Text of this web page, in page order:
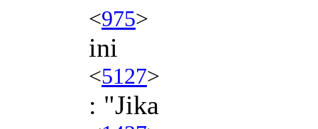
<975>
ini
<5127>
: "Jika